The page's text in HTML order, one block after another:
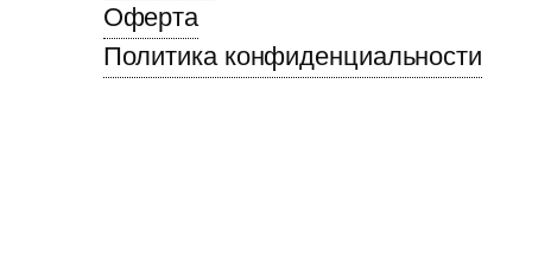
Оферта
Политика конфиденциальности